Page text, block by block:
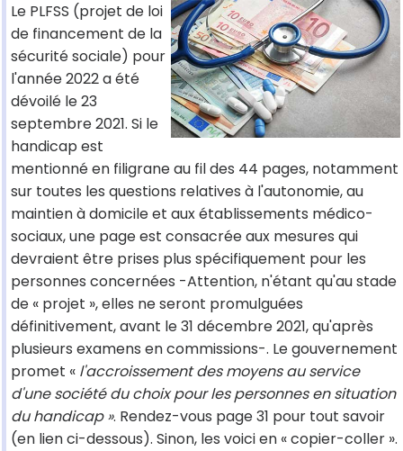
Le PLFSS (projet de loi
de financement de la
sécurité sociale) pour
l'année 2022 a été
dévoilé le 23
septembre 2021. Si le
handicap est
mentionné en filigrane au fil des 44 pages, notamment
sur toutes les questions relatives à l'autonomie, au
maintien à domicile et aux établissements médico-
sociaux, une page est consacrée aux mesures qui
devraient être prises plus spécifiquement pour les
personnes concernées -Attention, n'étant qu'au stade
de « projet », elles ne seront promulguées
définitivement, avant le 31 décembre 2021, qu'après
plusieurs examens en commissions-. Le gouvernement
promet « l'accroissement des moyens au service
d'une société du choix pour les personnes en situation
du handicap ». Rendez-vous page 31 pour tout savoir
(en lien ci-dessous). Sinon, les voici en « copier-coller ».